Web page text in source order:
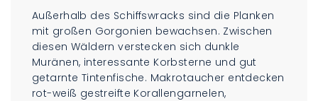
Außerhalb des Schiffswracks sind die Planken
mit großen Gorgonien bewachsen. Zwischen
diesen Wäldern verstecken sich dunkle
Muränen, interessante Korbsterne und gut
getarnte Tintenfische. Makrotaucher entdecken
rot-weiß gestreifte Korallengarnelen,